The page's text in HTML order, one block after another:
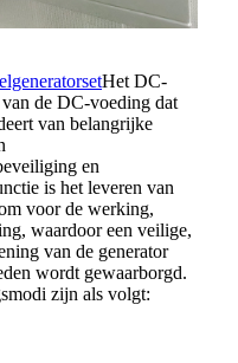
Het DC-
van de DC-voeding dat
van belangrijke
en
is het leveren van
voor de werking,
waardoor een veilige,
van de generator
wordt gewaarborgd.
zijn als volgt: